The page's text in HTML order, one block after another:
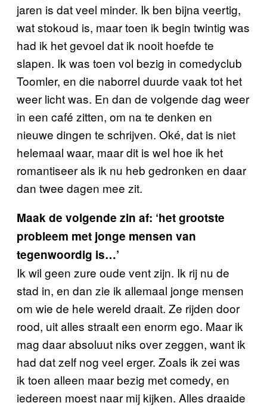
jaren is dat veel minder. Ik ben bijna veertig,
wat stokoud is, maar toen ik begin twintig was
had ik het gevoel dat ik nooit hoefde te
slapen. Ik was toen vol bezig in comedyclub
Toomler, en die naborrel duurde vaak tot het
weer licht was. En dan de volgende dag weer
in een café zitten, om na te denken en
nieuwe dingen te schrijven. Oké, dat is niet
helemaal waar, maar dit is wel hoe ik het
romantiseer als ik nu heb gedronken en daar
dan twee dagen mee zit.
Maak de volgende zin af: ‘het grootste
probleem met jonge mensen van
tegenwoordig is…’
Ik wil geen zure oude vent zijn. Ik rij nu de
stad in, en dan zie ik allemaal jonge mensen
om wie de hele wereld draait. Ze rijden door
rood, uit alles straalt een enorm ego. Maar ik
mag daar absoluut niks over zeggen, want ik
had dat zelf nog veel erger. Zoals ik zei was
ik toen alleen maar bezig met comedy, en
iedereen moest naar mij kijken. Alles draaide